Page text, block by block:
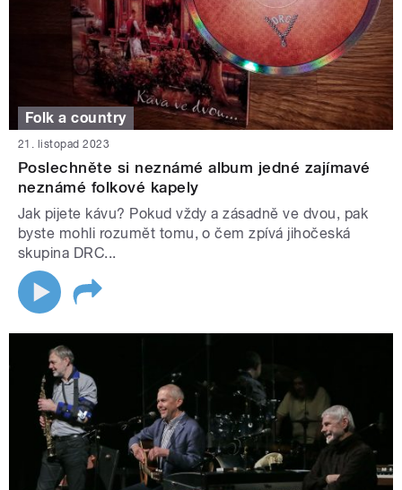
Folk a country
21. listopad 2023
Poslechněte si neznámé album jedné zajímavé
neznámé folkové kapely
Jak pijete kávu? Pokud vždy a zásadně ve dvou, pak
byste mohli rozumět tomu, o čem zpívá jihočeská
skupina DRC...